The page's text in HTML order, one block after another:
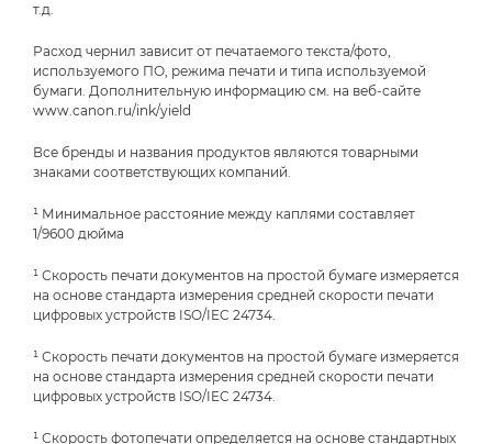
т.д.
Расход чернил зависит от печатаемого текста/фото,
используемого ПО, режима печати и типа используемой
бумаги. Дополнительную информацию см. на веб-сайте
www.canon.ru/ink/yield
Все бренды и названия продуктов являются товарными
знаками соответствующих компаний.
¹ Минимальное расстояние между каплями составляет
1/9600 дюйма
¹ Скорость печати документов на простой бумаге измеряется
на основе стандарта измерения средней скорости печати
цифровых устройств ISO/IEC 24734.
¹ Скорость печати документов на простой бумаге измеряется
на основе стандарта измерения средней скорости печати
цифровых устройств ISO/IEC 24734.
¹ Скорость фотопечати определяется на основе стандартных